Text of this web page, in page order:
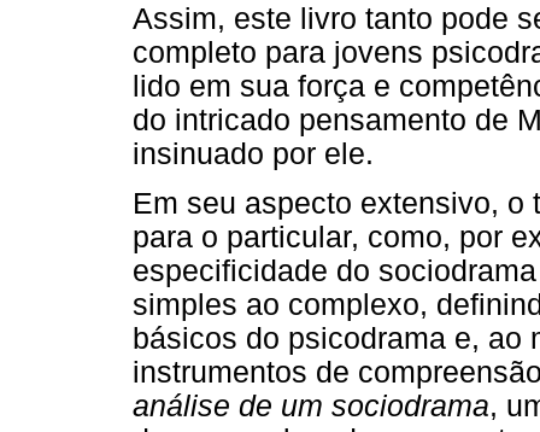
Assim, este livro tanto pode
completo para jovens
lido em sua força e
do intricado pensamento de
insinuado por ele.
Em seu aspecto extensivo, o
para o particular, como, por
especificidade do
simples ao complexo,
básicos do psicodrama e, ao
instrumentos de
análise de um sociodrama,